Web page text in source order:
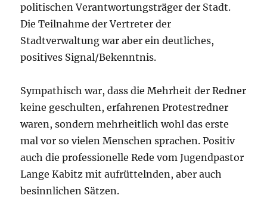
politischen Verantwortungsträger der Stadt.
Die Teilnahme der Vertreter der
Stadtverwaltung war aber ein deutliches,
positives Signal/Bekenntnis.
Sympathisch war, dass die Mehrheit der Redner
keine geschulten, erfahrenen Protestredner
waren, sondern mehrheitlich wohl das erste
mal vor so vielen Menschen sprachen. Positiv
auch die professionelle Rede vom Jugendpastor
Lange Kabitz mit aufrüttelnden, aber auch
besinnlichen Sätzen.